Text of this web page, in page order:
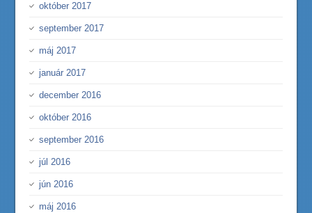
október 2017
september 2017
máj 2017
január 2017
december 2016
október 2016
september 2016
júl 2016
jún 2016
máj 2016